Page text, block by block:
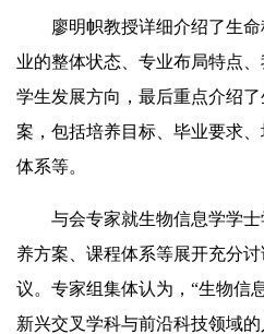
廖明帜教授详细介绍了生
业的整体状态、专业布局特点
学生发展方向，最后重点介绍
案，包括培养目标、毕业要求
体系等。
与会专家就生物信息学学
养方案、课程体系等展开充分
议。专家组集体认为，“生物信
新兴交叉学科与前沿科技领域